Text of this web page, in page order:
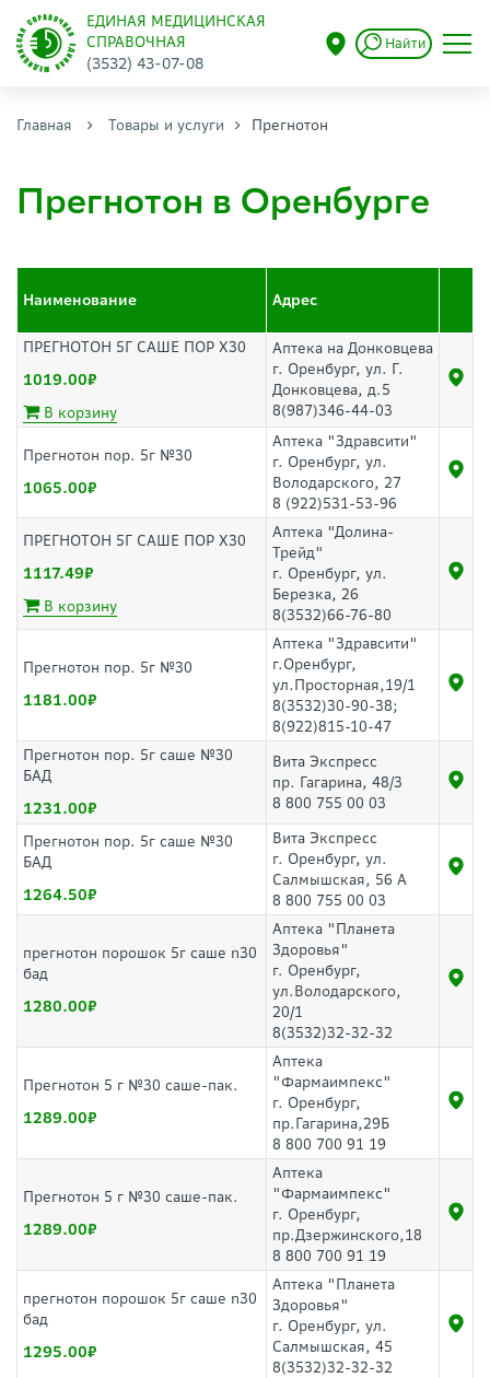
ЕДИНАЯ МЕДИЦИНСКАЯ
СПРАВОЧНАЯ
(3532) 43-07-08
Найти
Главная Товары и услуги Прегнотон
Прегнотон в Оренбурге
Наименование Адрес
ПРЕГНОТОН 5Г САШЕ ПОР Х30
1019.00
В корзину
Аптека на Донковцева
г. Оренбург, ул. Г.
Донковцева, д.5
8(987)346-44-03
Прегнотон пор. 5г №30
1065.00
Аптека "Здравсити"
г. Оренбург, ул.
Володарского, 27
8 (922)531-53-96
ПРЕГНОТОН 5Г САШЕ ПОР Х30
1117.49
В корзину
Аптека "Долина-
Трейд"
г. Оренбург, ул.
Березка, 26
8(3532)66-76-80
Прегнотон пор. 5г №30
1181.00
Аптека "Здравсити"
г.Оренбург,
ул.Просторная,19/1
8(3532)30-90-38;
8(922)815-10-47
Прегнотон пор. 5г саше №30
БАД
1231.00
Вита Экспресс
пр. Гагарина, 48/3
8 800 755 00 03
Прегнотон пор. 5г саше №30
БАД
1264.50
Вита Экспресс
г. Оренбург, ул.
Салмышская, 56 А
8 800 755 00 03
прегнотон порошок 5г саше n30
бад
1280.00
Аптека "Планета
Здоровья"
г. Оренбург,
ул.Володарского,
20/1
8(3532)32-32-32
Прегнотон 5 г №30 саше-пак.
1289.00
Аптека
"Фармаимпекс"
г. Оренбург,
пр.Гагарина,29Б
8 800 700 91 19
Прегнотон 5 г №30 саше-пак.
1289.00
Аптека
"Фармаимпекс"
г. Оренбург,
пр.Дзержинского,18
8 800 700 91 19
прегнотон порошок 5г саше n30
бад
1295.00
Аптека "Планета
Здоровья"
г. Оренбург, ул.
Салмышская, 45
8(3532)32-32-32